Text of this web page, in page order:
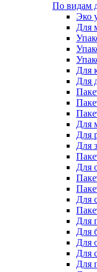
По видам
Эко
Для
Для
Для
Для
Для
Для
Для
Для
Для
Для
Для
Для
Для